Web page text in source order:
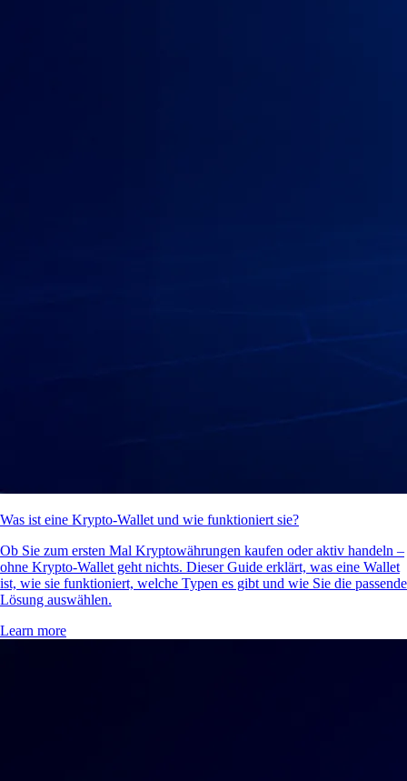
Was ist eine Krypto-Wallet und wie funktioniert sie?
Ob Sie zum ersten Mal Kryptowährungen kaufen oder aktiv handeln –
ohne Krypto-Wallet geht nichts. Dieser Guide erklärt, was eine Wallet
ist, wie sie funktioniert, welche Typen es gibt und wie Sie die passende
Lösung auswählen.
Learn more